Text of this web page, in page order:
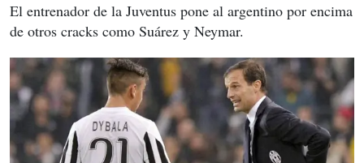
El entrenador de la Juventus pone al argentino por encima
de otros cracks como Suárez y Neymar.